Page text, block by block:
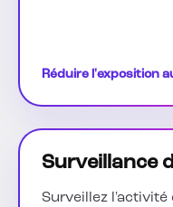
Réduire l'exposition
Surveillance
Surveillez l'activité